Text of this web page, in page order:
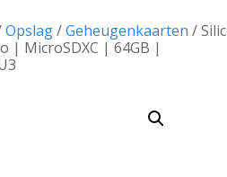
Opslag/Geheugenkaarten /
| MicroSDXC | 64GB |